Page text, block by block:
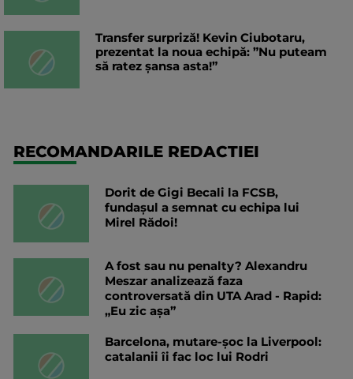
Transfer surpriză! Kevin Ciubotaru,
prezentat la noua echipă: ”Nu puteam
să ratez șansa asta!”
RECOMANDARILE REDACTIEI
Dorit de Gigi Becali la FCSB,
fundașul a semnat cu echipa lui
Mirel Rădoi!
A fost sau nu penalty? Alexandru
Meszar analizează faza
controversată din UTA Arad - Rapid:
„Eu zic așa”
Barcelona, mutare-șoc la Liverpool:
catalanii îi fac loc lui Rodri